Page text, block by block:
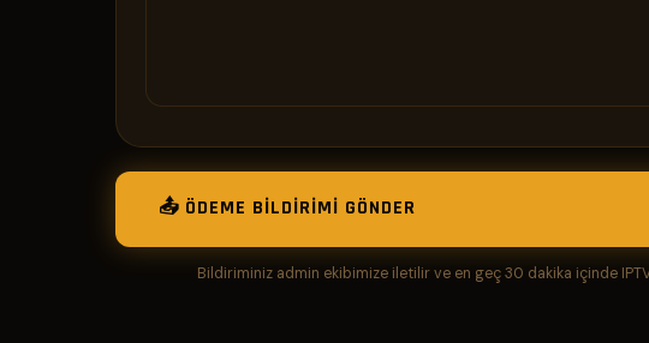
📤 ÖDEME BILDIRIMI GÖNDER
Bildiriminiz admin ekibimize iletilir ve en geç 30 dakika içinde